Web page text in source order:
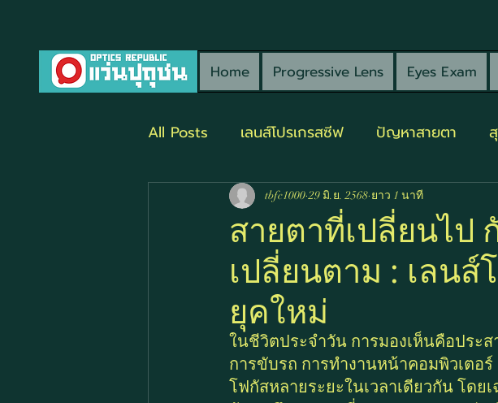
Home Progressive Lens Eyes Exam
All Posts เลนส์โปรเกรสซีฟ ปัญหาสายตา
สายตาที่เปลี่ยนไป
เปลี่ยนตาม : เลน
ยุคใหม่
tbfc1000 29 มิ.ย. 2568 ยาว 1 นาที
ในชีวิตประจำวัน การมองเห็นคือประ
การขับรถ การทำงานหน้าคอมพิวเตอ
โฟกัสหลายระยะในเวลาเดียวกัน โดย